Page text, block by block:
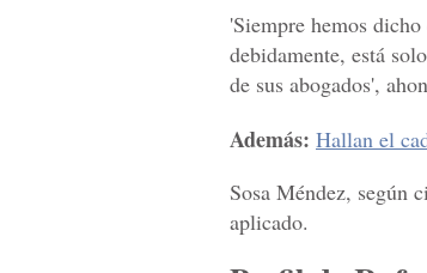
'Siempre hemos
debidamente, está
de sus abogados',
Además: Hallan el
Sosa Méndez, según
aplicado.